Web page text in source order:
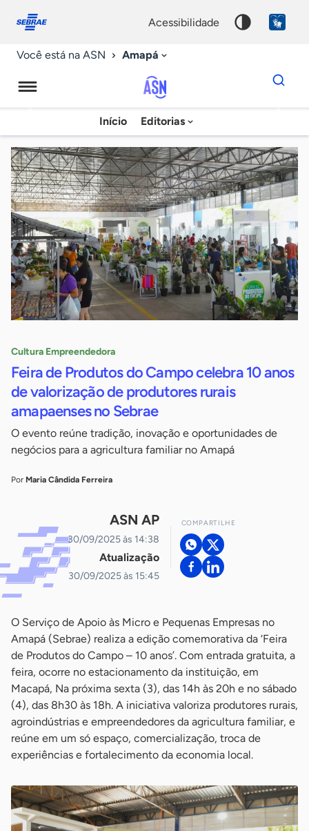
conosco
acessibilidade
Você está na ASN Amapá
Agência
Sebrae
de
Notícias
Início Editorias
Dados
para
chave
Cultura Empreendedora
Feira de Produtos do Campo celebra 10 anos
de valorização de produtores rurais
amapaenses no Sebrae
O evento reúne tradição, inovação e oportunidades de
negócios para a agricultura familiar no Amapá
Por Maria Cândida Ferreira
ASN AP
30/09/2025 às 14:38
Atualização
30/09/2025 às 15:45
COMPARTILHE
O Serviço de Apoio às Micro e Pequenas Empresas no
Amapá (Sebrae) realiza a edição comemorativa da ‘Feira
de Produtos do Campo – 10 anos’. Com entrada gratuita, a
feira, ocorre no estacionamento da instituição, em
Macapá, Na próxima sexta (3), das 14h às 20h e no sábado
(4), das 8h30 às 18h. A iniciativa valoriza produtores rurais,
agroindústrias e empreendedores da agricultura familiar, e
reúne em um só espaço, comercialização, troca de
experiências e fortalecimento da economia local.